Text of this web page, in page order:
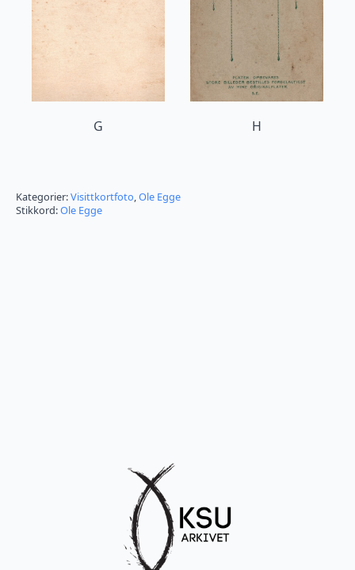
G H
Kategorier:Visittkortfoto Ole Egge
Stikkord:Ole Egge